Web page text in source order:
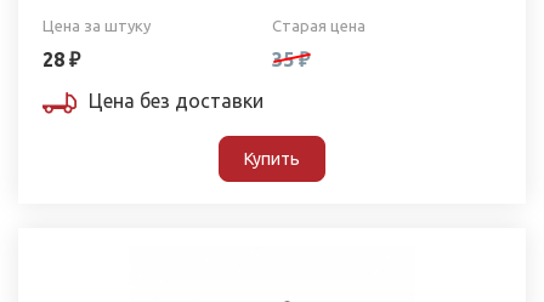
Цена за штуку
28 ₽
Старая цена
35 ₽
Цена без доставки
Купить